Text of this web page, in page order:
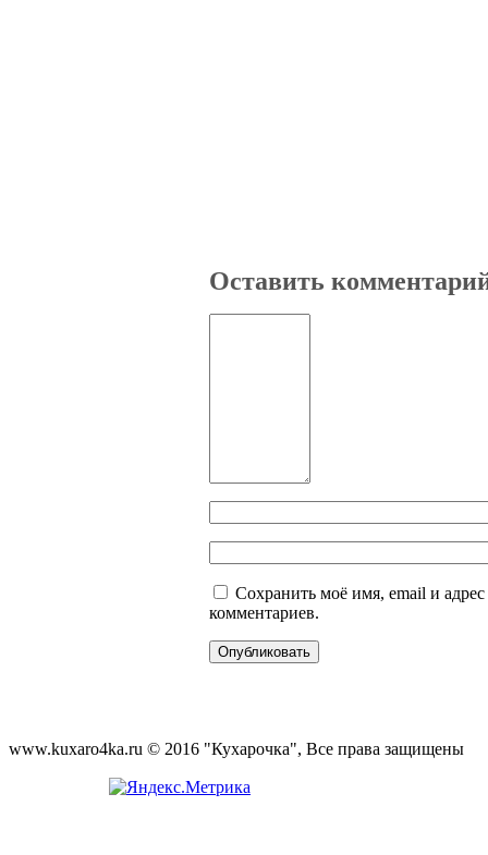
Оставить
Сохранить моё имя, email и
комментариев.
www.kuxaro4ka.ru © 2016 "Кухарочка", Все права защищены